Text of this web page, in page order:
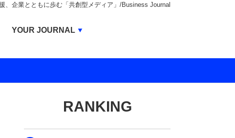
、企業とともに歩む「共創型メディア」/Business Journal
RANKING
YOUR JOURNAL
BUSINESS JOURNAL
IVS JOURNAL
ENERGY MANAGEMENT JOURNAL